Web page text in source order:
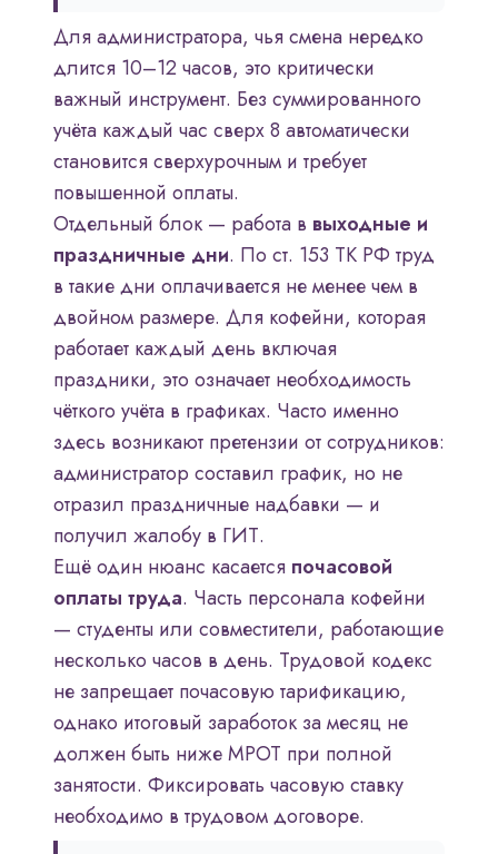
Для администратора, чья смена нередко
длится 10–12 часов, это критически
важный инструмент. Без суммированного
учёта каждый час сверх 8 автоматически
становится сверхурочным и требует
повышенной оплаты.
Отдельный блок — работа в выходные и
праздничные дни. По ст. 153 ТК РФ труд
в такие дни оплачивается не менее чем в
двойном размере. Для кофейни, которая
работает каждый день включая
праздники, это означает необходимость
чёткого учёта в графиках. Часто именно
здесь возникают претензии от сотрудников:
администратор составил график, но не
отразил праздничные надбавки — и
получил жалобу в ГИТ.
Ещё один нюанс касается почасовой
оплаты труда. Часть персонала кофейни
— студенты или совместители, работающие
несколько часов в день. Трудовой кодекс
не запрещает почасовую тарификацию,
однако итоговый заработок за месяц не
должен быть ниже МРОТ при полной
занятости. Фиксировать часовую ставку
необходимо в трудовом договоре.